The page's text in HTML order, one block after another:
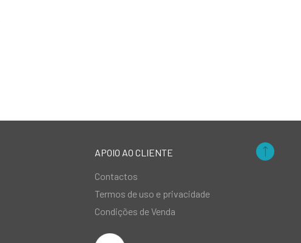
APOIO AO CLIENTE
Contactos
Termos de uso e privacidade
Condições de Venda